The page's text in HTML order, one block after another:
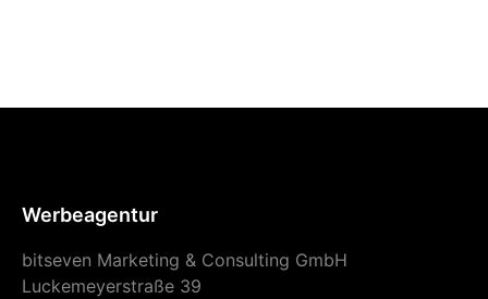
Werbeagentur
bitseven Marketing & Consulting GmbH
Luckemeyerstraße 39